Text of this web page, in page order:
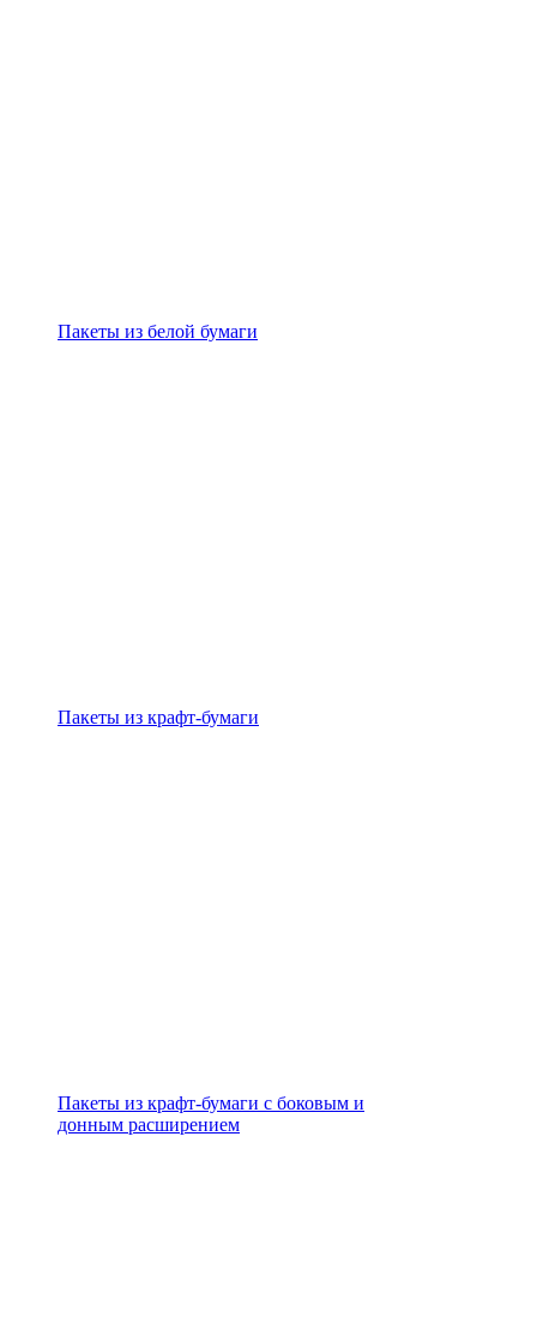
Пакеты из белой бумаги
Пакеты из крафт-бумаги
Пакеты из крафт-бумаги с боковым и
донным расширением